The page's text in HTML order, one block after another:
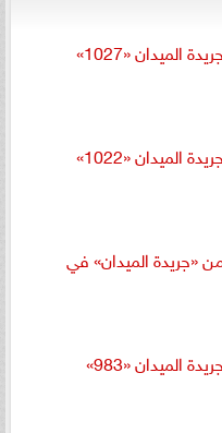
الميدان «1027»
الميدان «1022»
«جريدة الميدان» في
الميدان «983»